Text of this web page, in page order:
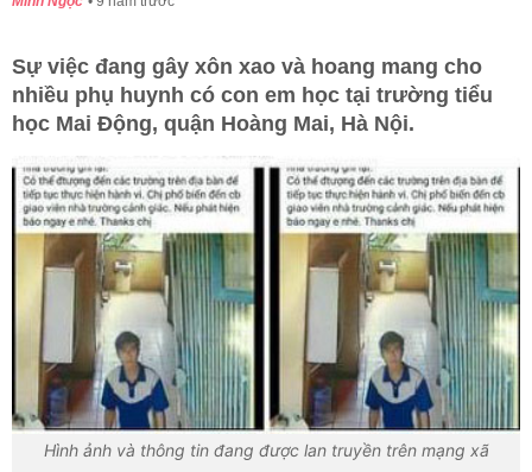
Sự việc đang gây xôn xao và hoang mang cho
nhiều phụ huynh có con em học tại trường tiểu
học Mai Động, quận Hoàng Mai, Hà Nội.
Hình ảnh và thông tin đang được lan truyền trên mạng xã